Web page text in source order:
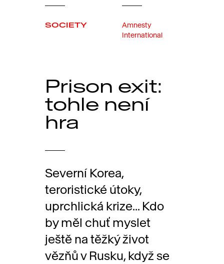
SOCIETY
Amnesty
International
Prison exit:
tohle není
hra
Severní Korea,
teroristické útoky,
uprchlická krize... Kdo
by měl chuť myslet
ještě na těžký život
vězňů v Rusku, když se